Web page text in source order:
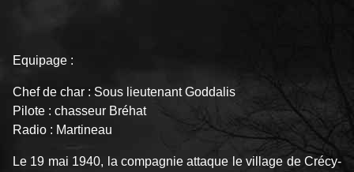
Equipage :
Chef de char : Sous lieutenant Goddalis
Pilote : chasseur Bréhat
Radio : Martineau
Le 19 mai 1940, la compagnie attaque le village de Crécy-